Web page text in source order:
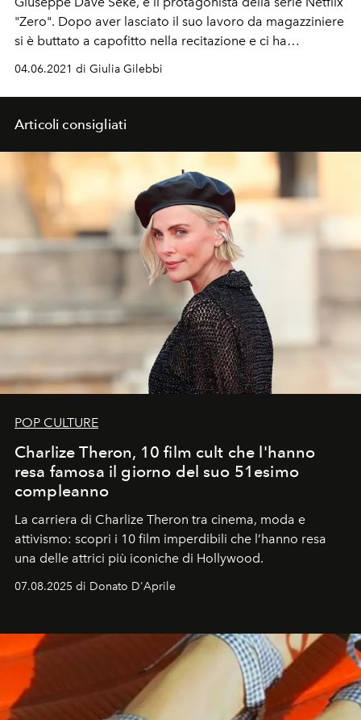
"Zero". Dopo aver lasciato il suo lavoro da magazziniere
si è buttato a capofitto nella recitazione e ci ha
04.06.2021 di Giulia Gilebbi
Articoli consigliati
POP CULTURE
Charlize Theron, 10 film cult che l'hanno
resa famosa il giorno del suo 51esimo
compleanno
La carriera di Charlize Theron tra cinema, moda e
attivismo: scopri i 10 film imperdibili che l’hanno resa
una delle attrici più iconiche di Hollywood.
07.08.2025 di Donato D'Aprile